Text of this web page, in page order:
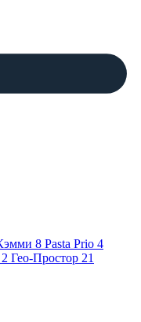
8 Pasta Prio 4
2 Гео-Простор 21